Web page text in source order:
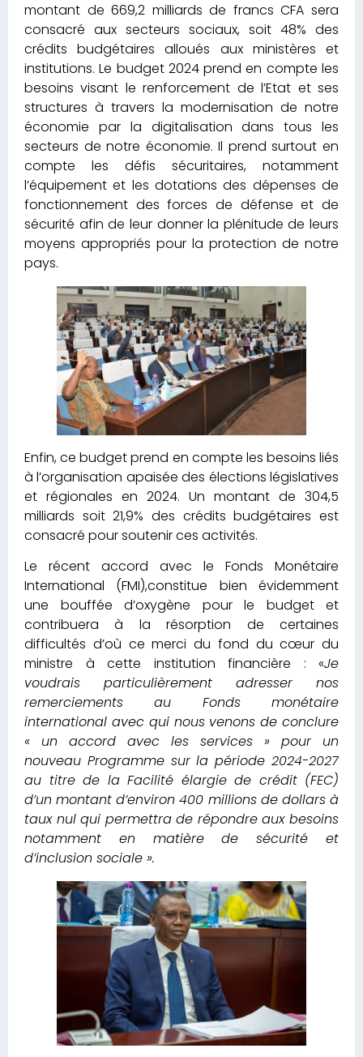
montant de 669,2 milliards de francs CFA sera
consacré aux secteurs sociaux, soit 48% des
crédits budgétaires alloués aux ministères et
institutions. Le budget 2024 prend en compte les
besoins visant le renforcement de l’Etat et ses
structures à travers la modernisation de notre
économie par la digitalisation dans tous les
secteurs de notre économie. Il prend surtout en
compte les défis sécuritaires, notamment
l’équipement et les dotations des dépenses de
fonctionnement des forces de défense et de
sécurité afin de leur donner la plénitude de leurs
moyens appropriés pour la protection de notre
pays.
Enfin, ce budget prend en compte les besoins liés
à l’organisation apaisée des élections législatives
et régionales en 2024. Un montant de 304,5
milliards soit 21,9% des crédits budgétaires est
consacré pour soutenir ces activités.
Le récent accord avec le Fonds Monétaire
International (FMI),constitue bien évidemment
une bouffée d’oxygène pour le budget et
contribuera à la résorption de certaines
difficultés d’où ce merci du fond du cœur du
ministre à cette institution financière : «Je
voudrais particulièrement adresser nos
remerciements au Fonds monétaire
international avec qui nous venons de conclure
« un accord avec les services » pour un
nouveau Programme sur la période 2024-2027
au titre de la Facilité élargie de crédit (FEC)
d’un montant d’environ 400 millions de dollars à
taux nul qui permettra de répondre aux besoins
notamment en matière de sécurité et
d’inclusion sociale ».